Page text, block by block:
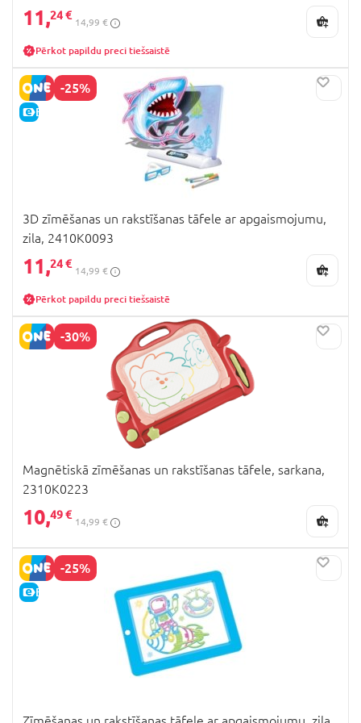
11,24 €
14,99 €
Pērkot papildu preci tiešsaistē
-25%
E-CENA
3D zīmēšanas un rakstīšanas tāfele ar apgaismojumu,
zila, 2410K0093
11,24 €
14,99 €
Pērkot papildu preci tiešsaistē
-30%
Magnētiskā zīmēšanas un rakstīšanas tāfele, sarkana,
2310K0223
10,49 €
14,99 €
-25%
E-CENA